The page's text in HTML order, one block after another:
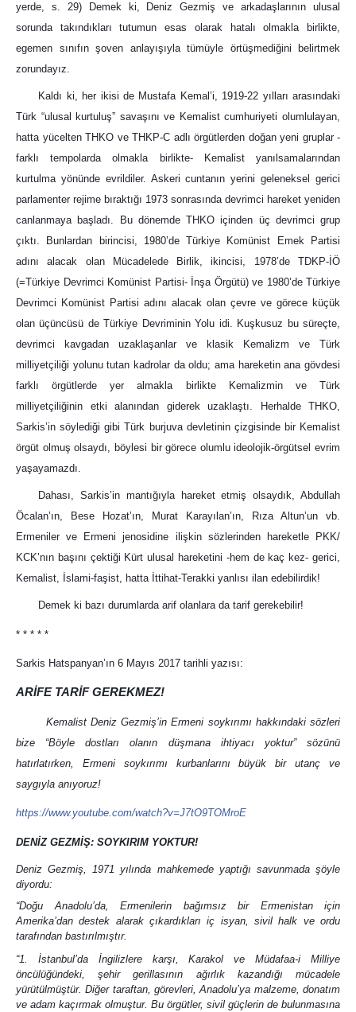
yerde, s. 29) Demek ki, Deniz Gezmiş ve arkadaşlarının ulusal
sorunda takındıkları tutumun esas olarak hatalı olmakla birlikte,
egemen sınıfın şoven anlayışıyla tümüyle örtüşmediğini belirtmek
zorundayız.
Kaldı ki, her ikisi de Mustafa Kemal’i, 1919-22 yılları arasındaki
Türk “ulusal kurtuluş” savaşını ve Kemalist cumhuriyeti olumlulayan,
hatta yücelten THKO ve THKP-C adlı örgütlerden doğan yeni gruplar -
farklı tempolarda olmakla birlikte- Kemalist yanılsamalarından
kurtulma yönünde evrildiler. Askeri cuntanın yerini geleneksel gerici
parlamenter rejime bıraktığı 1973 sonrasında devrimci hareket yeniden
canlanmaya başladı. Bu dönemde THKO içinden üç devrimci grup
çıktı. Bunlardan birincisi, 1980’de Türkiye Komünist Emek Partisi
adını alacak olan Mücadelede Birlik, ikincisi, 1978’de TDKP-İÖ
(=Türkiye Devrimci Komünist Partisi- İnşa Örgütü) ve 1980’de Türkiye
Devrimci Komünist Partisi adını alacak olan çevre ve görece küçük
olan üçüncüsü de Türkiye Devriminin Yolu idi. Kuşkusuz bu süreçte,
devrimci kavgadan uzaklaşanlar ve klasik Kemalizm ve Türk
milliyetçiliği yolunu tutan kadrolar da oldu; ama hareketin ana gövdesi
farklı örgütlerde yer almakla birlikte Kemalizmin ve Türk
milliyetçiliğinin etki alanından giderek uzaklaştı. Herhalde THKO,
Sarkis’in söylediği gibi Türk burjuva devletinin çizgisinde bir Kemalist
örgüt olmuş olsaydı, böylesi bir görece olumlu ideolojik-örgütsel evrim
yaşayamazdı.
Dahası, Sarkis’in mantığıyla hareket etmiş olsaydık, Abdullah
Öcalan’ın, Bese Hozat’ın, Murat Karayılan’ın, Rıza Altun’un vb.
Ermeniler ve Ermeni jenosidine ilişkin sözlerinden hareketle PKK/
KCK’nın başını çektiği Kürt ulusal hareketini -hem de kaç kez- gerici,
Kemalist, İslami-faşist, hatta İttihat-Terakki yanlısı ilan edebilirdik!
Demek ki bazı durumlarda arif olanlara da tarif gerekebilir!
* * * * *
Sarkis Hatspanyan’ın 6 Mayıs 2017 tarihli yazısı:
ARİFE TARİF GEREKMEZ!
Kemalist Deniz Gezmiş’in Ermeni soykırımı hakkındaki sözleri
bize “Böyle dostları olanın düşmana ihtiyacı yoktur” sözünü
hatırlatırken, Ermeni soykırımı kurbanlarını büyük bir utanç ve
saygıyla anıyoruz!
https://www.youtube.com/watch?v=J7tO9TOMroE
DENİZ GEZMİŞ: SOYKIRIM YOKTUR!
Deniz Gezmiş, 1971 yılında mahkemede yaptığı savunmada şöyle
diyordu:
“Doğu Anadolu’da, Ermenilerin bağımsız bir Ermenistan için
Amerika’dan destek alarak çıkardıkları iç isyan, sivil halk ve ordu
tarafından bastırılmıştır.
“1. İstanbul’da İngilizlere karşı, Karakol ve Müdafaa-i Milliye
öncülüğündeki, şehir gerillasının ağırlık kazandığı mücadele
yürütülmüştür. Diğer taraftan, görevleri, Anadolu’ya malzeme, donatım
ve adam kaçırmak olmuştur. Bu örgütler, sivil güçlerin de bulunmasına